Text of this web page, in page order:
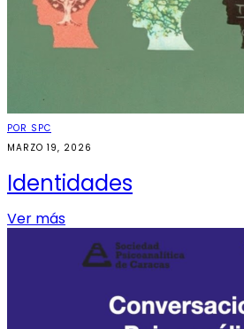
POR SPC
MARZO 19, 2026
Identidades
Ver más